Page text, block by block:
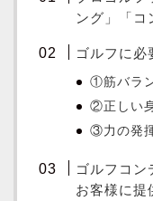
ング」「コ
ゴルフに必
①筋バラ
②正しい
③力の発
ゴルフコン
お客様に提